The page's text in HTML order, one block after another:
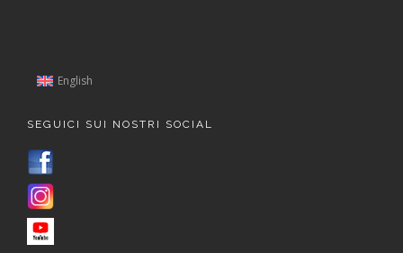
English
SEGUICI SUI NOSTRI SOCIAL